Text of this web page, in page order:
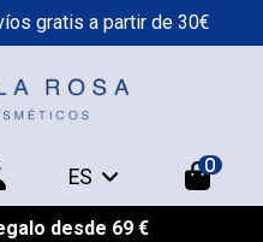
gratis a partir de 30€
ES 0
desde 69 €